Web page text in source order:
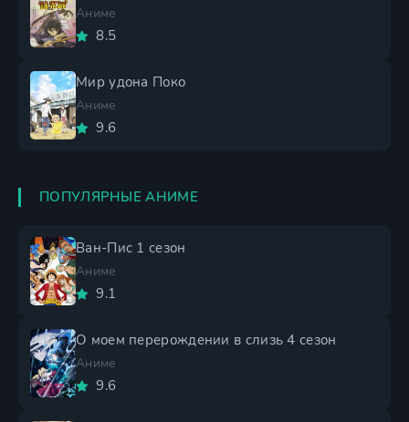
Аниме
8.5
Мир удона Поко
Аниме
9.6
ПОПУЛЯРНЫЕ АНИМЕ
Ван-Пис 1 сезон
Аниме
9.1
О моем перерождении в слизь 4 сезон
Аниме
9.6